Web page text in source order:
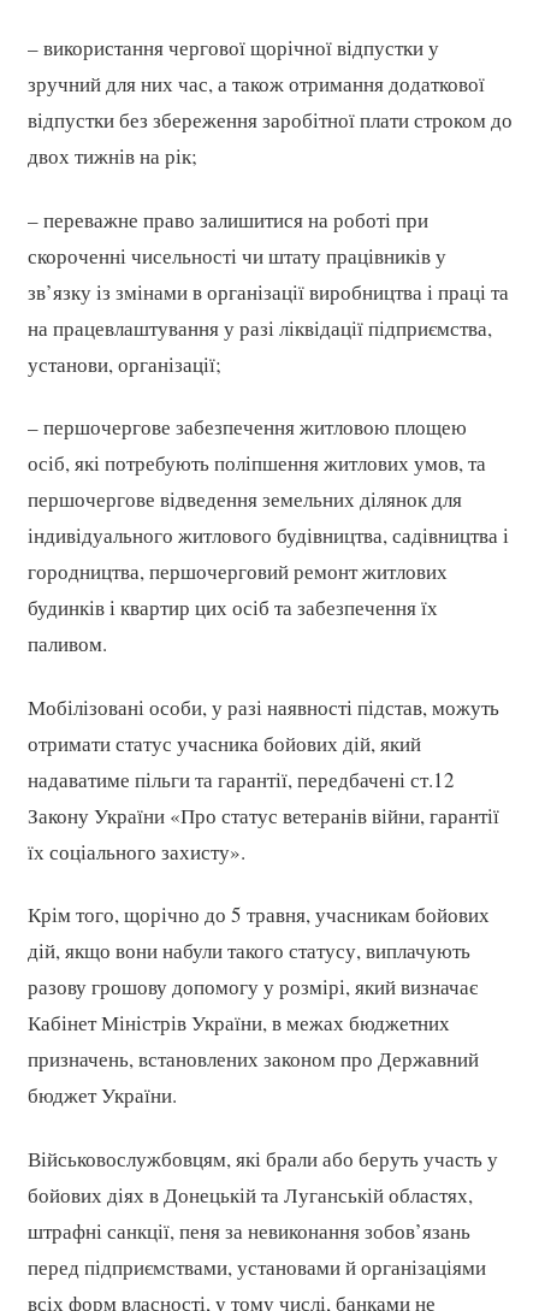
– використання чергової щорічної відпустки у
зручний для них час, а також отримання додаткової
відпустки без збереження заробітної плати строком до
двох тижнів на рік;
– переважне право залишитися на роботі при
скороченні чисельності чи штату працівників у
зв’язку із змінами в організації виробництва і праці та
на працевлаштування у разі ліквідації підприємства,
установи, організації;
– першочергове забезпечення житловою площею
осіб, які потребують поліпшення житлових умов, та
першочергове відведення земельних ділянок для
індивідуального житлового будівництва, садівництва і
городництва, першочерговий ремонт житлових
будинків і квартир цих осіб та забезпечення їх
паливом.
Мобілізовані особи, у разі наявності підстав, можуть
отримати статус учасника бойових дій, який
надаватиме пільги та гарантії, передбачені ст.12
Закону України «Про статус ветеранів війни, гарантії
їх соціального захисту».
Крім того, щорічно до 5 травня, учасникам бойових
дій, якщо вони набули такого статусу, виплачують
разову грошову допомогу у розмірі, який визначає
Кабінет Міністрів України, в межах бюджетних
призначень, встановлених законом про Державний
бюджет України.
Військовослужбовцям, які брали або беруть участь у
бойових діях в Донецькій та Луганській областях,
штрафні санкції, пеня за невиконання зобов’язань
перед підприємствами, установами й організаціями
всіх форм власності, у тому числі, банками не